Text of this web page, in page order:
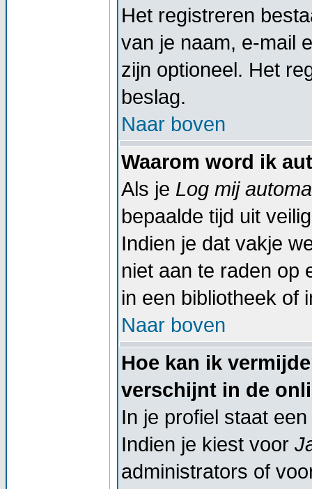
Het registreren
van je naam, e-mail
zijn optioneel. Het
beslag.
Naar boven
Waarom word ik
Als je Log mij
bepaalde tijd uit
Indien je dat vakje
niet aan te raden op
in een bibliotheek of
Naar boven
Hoe kan ik
verschijnt in de
In je profiel staat
Indien je kiest voor
administrators of